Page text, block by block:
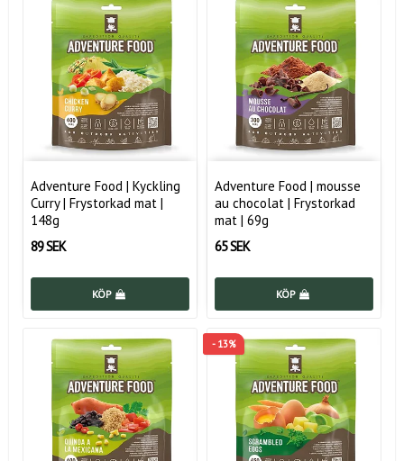
Adventure Food | Kyckling
Curry | Frystorkad mat |
148g
89 SEK
KÖP
Adventure Food | mousse
au chocolat | Frystorkad
mat | 69g
65 SEK
KÖP
- 13%